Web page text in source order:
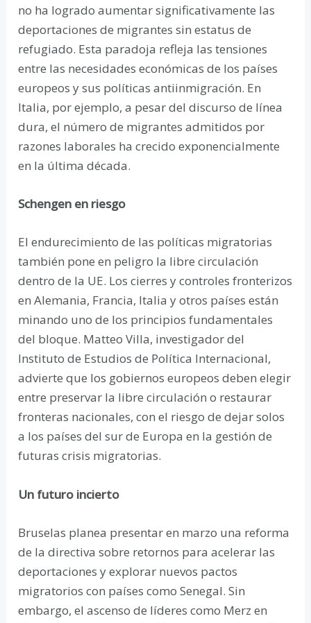
no ha logrado aumentar significativamente las
deportaciones de migrantes sin estatus de
refugiado. Esta paradoja refleja las tensiones
entre las necesidades económicas de los países
europeos y sus políticas antiinmigración. En
Italia, por ejemplo, a pesar del discurso de línea
dura, el número de migrantes admitidos por
razones laborales ha crecido exponencialmente
en la última década.
Schengen en riesgo
El endurecimiento de las políticas migratorias
también pone en peligro la libre circulación
dentro de la UE. Los cierres y controles fronterizos
en Alemania, Francia, Italia y otros países están
minando uno de los principios fundamentales
del bloque. Matteo Villa, investigador del
Instituto de Estudios de Política Internacional,
advierte que los gobiernos europeos deben elegir
entre preservar la libre circulación o restaurar
fronteras nacionales, con el riesgo de dejar solos
a los países del sur de Europa en la gestión de
futuras crisis migratorias.
Un futuro incierto
Bruselas planea presentar en marzo una reforma
de la directiva sobre retornos para acelerar las
deportaciones y explorar nuevos pactos
migratorios con países como Senegal. Sin
embargo, el ascenso de líderes como Merz en